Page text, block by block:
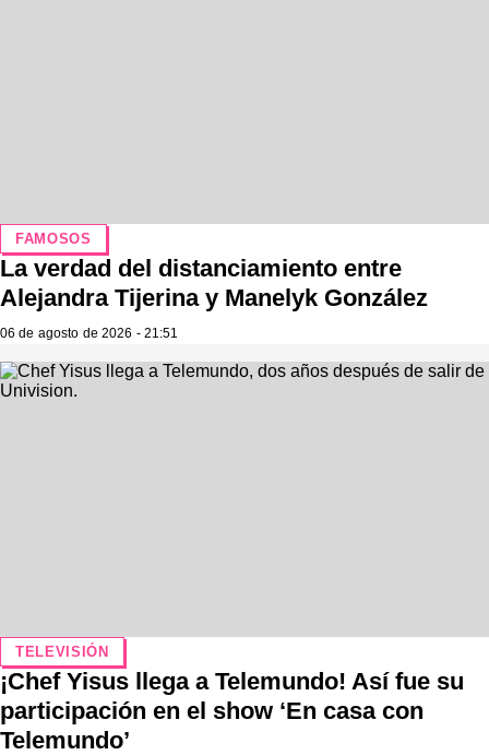
FAMOSOS
La verdad del distanciamiento entre
Alejandra Tijerina y Manelyk González
06 de agosto de 2026 - 21:51
TELEVISIÓN
¡Chef Yisus llega a Telemundo! Así fue su
participación en el show ‘En casa con
Telemundo’